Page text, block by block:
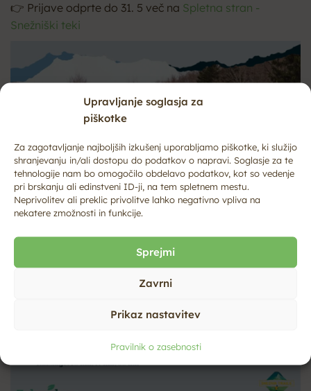
Upravljanje soglasja za
piškotke
Za zagotavljanje najboljših izkušenj uporabljamo piškotke, ki služijo
shranjevanju in/ali dostopu do podatkov o napravi. Soglasje za te
tehnologije nam bo omogočilo obdelavo podatkov, kot so vedenje
pri brskanju ali edinstveni ID-ji, na tem spletnem mestu.
Neprivolitev ali preklic privolitve lahko negativno vpliva na
nekatere zmožnosti in funkcije.
Sprejmi
Zavrni
Prikaz nastavitev
Pravilnik o zasebnosti
👉 Prijave odprte do 31. 5 več na Spletna stran -
Snežniški teki